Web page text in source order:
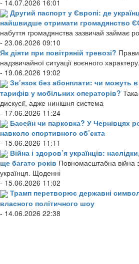
- 14.07.2026 16:01
Другий паспорт у Європі: де
найшвидше отримати громадянство
набуття громадянства зазвичай займає
- 23.06.2026 09:10
Як діяти при повітряній тревозі?
надзвичайної ситуації воєнного характеру.
- 19.06.2026 19:02
Зв’язок без абонплати: чи можуть в
тарифів у мобільних операторів?
дискусії, адже нинішня система
- 17.06.2026 11:24
Басейн чи парковка? У Чернівцях
навколо спортивного об’єкта
- 15.06.2026 11:11
Війна і здоров’я українців:
ще багато років Повномасштабна війна
українця. Щоденні
- 15.06.2026 11:02
Трамп перетворює державні
власного політичного шоу
- 14.06.2026 22:38